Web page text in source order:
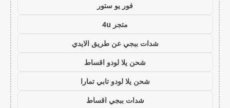
فور يو ستور
متجر 4u
شدات ببجي عن طريق الايدي
شحن يلا لودو اقساط
شحن يلا لودو تابي تمارا
شدات ببجي اقساط